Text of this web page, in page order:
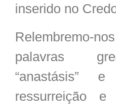
inserido no
Relembremo-
palavras
“anastásis” e
ressurreição e